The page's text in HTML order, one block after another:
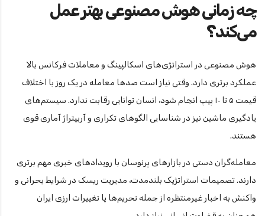
چه زمانی هوش مصنوعی بهتر عمل
می‌کند؟
هوش مصنوعی در استراتژی‌های اسکالپینگ و معاملات فرکانس بالا
عملکرد برتری دارد. وقتی نیاز است صدها معامله در یک روز با اختلاف
قیمت ۵ تا ۱۰ پیپ انجام شود، انسان توانایی رقابت ندارد. سیستم‌های
یادگیری ماشین نیز در شناسایی الگوهای تکراری و آربیتراژ آماری قوی
هستند.
معامله‌گران دستی در بازارهای پرنوسان با رویدادهای خبری مهم برتری
دارند. تصمیمات استراتژیک بلندمدت، مدیریت ریسک در شرایط بحرانی و
واکنش به اخبار غیرمنتظره از جمله تحریم‌ها یا تغییرات ارزی ایران